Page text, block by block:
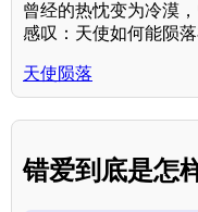
曾经的热忱变为冷漠
感叹：天使如何能陨
天使陨落
错爱到底是怎